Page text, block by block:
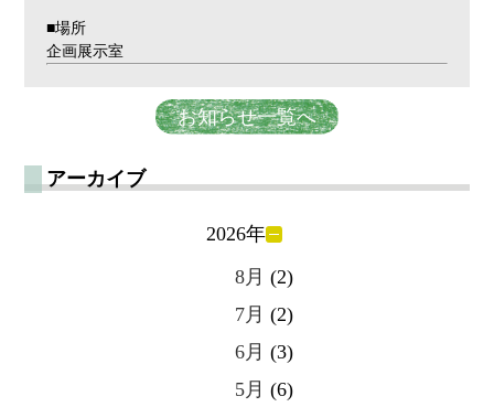
■場所
企画展示室
お知らせ一覧へ
アーカイブ
2026年
8月 (2)
7月 (2)
6月 (3)
5月 (6)